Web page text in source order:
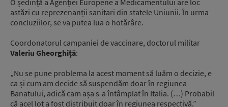
O ședință a Agenției Europene a Medicamentului are loc
astăzi cu reprezenanții sanitari din statele Uniunii. În urma
concluziilor, se va putea lua o hotărâre.
Coordonatorul campaniei de vaccinare, doctorul militar
Valeriu Gheorghiță:
„Nu se pune problema la acest moment să luăm o decizie, e
ca și cum am decide să suspendăm doar în regiunea
Banatului, adică cam așa s-a întâmplat în Italia. (…) Probabil
că acel lot a fost distribuit doar în regiunea respectivă.”